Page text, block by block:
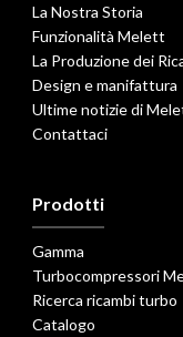
La Nostra Storia
Funzionalità Melett
La Produzione dei
Design e manifattura
Ultime notizie di
Contattaci
Prodotti
Gamma
Turbocompressori
Ricerca ricambi turbo
Catalogo